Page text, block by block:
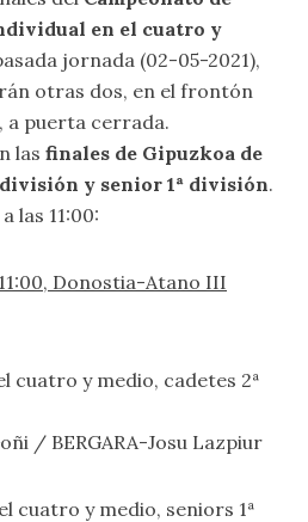
en el cuatro y
jornada (02-05-2021),
otras dos, en el frontón
a puerta cerrada.
las finales de Gipuzkoa de
y senior 1ª división.
las 11:00:
Donostia-Atano III
cuatro y medio, cadetes 2ª
/ BERGARA-Josu Lazpiur
cuatro y medio, seniors 1ª